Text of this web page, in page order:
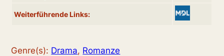
Weiterführende Links:
Genre(s): Drama, Romanze